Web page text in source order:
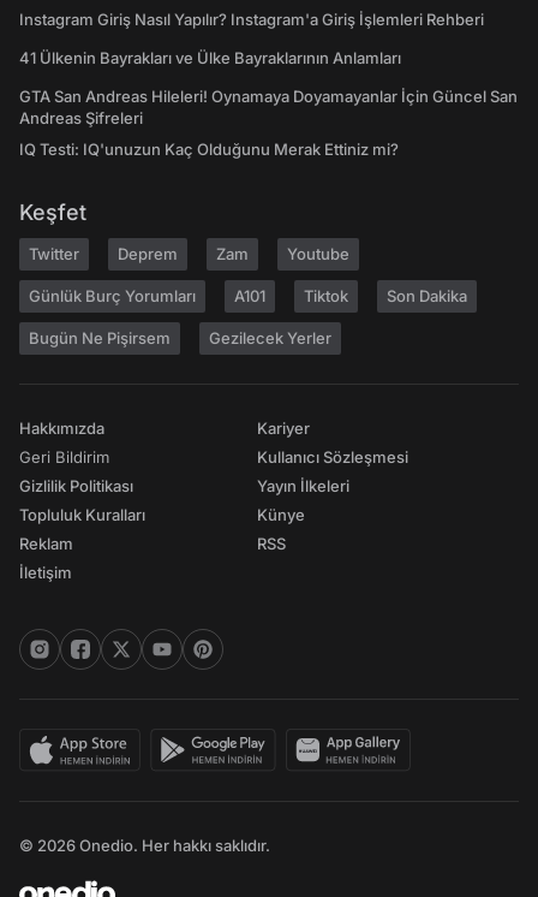
Instagram Giriş Nasıl Yapılır? Instagram'a Giriş İşlemleri Rehberi
41 Ülkenin Bayrakları ve Ülke Bayraklarının Anlamları
GTA San Andreas Hileleri! Oynamaya Doyamayanlar İçin Güncel San
Andreas Şifreleri
IQ Testi: IQ'unuzun Kaç Olduğunu Merak Ettiniz mi?
Keşfet
Twitter Deprem Zam Youtube
Günlük Burç Yorumları A101 Tiktok Son Dakika
Bugün Ne Pişirsem Gezilecek Yerler
Hakkımızda
Geri Bildirim
Gizlilik Politikası
Topluluk Kuralları
Reklam
İletişim
Kariyer
Kullanıcı Sözleşmesi
Yayın İlkeleri
Künye
RSS
© 2026 Onedio. Her hakkı saklıdır.